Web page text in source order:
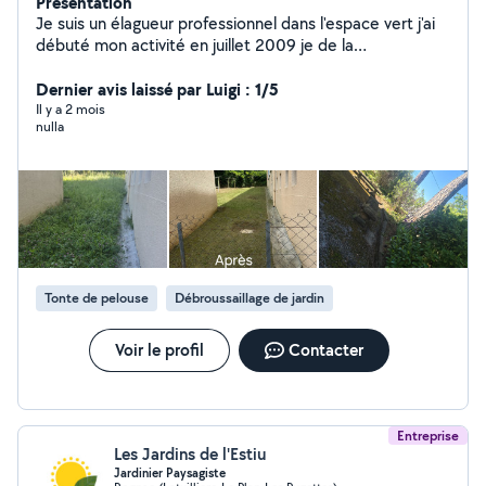
Je suis un élagueur professionnel dans l'espace vert j'ai
débuté mon activité en juillet 2009 je de la
abattage d'arbre et autres n'hésitez pas à me contacter
je me déplace pour faire les devis gratuit et je reste à
votre disposition 24 heures sur 24 7 jours sur 7
Dernier avis laissé par Luigi : 1/5
Il y a 2 mois
nulla
Tonte de pelouse Débroussaillage de jardin
Voir le profil Contacter
Entreprise
Les Jardins de l'Estiu
Jardinier Paysagiste